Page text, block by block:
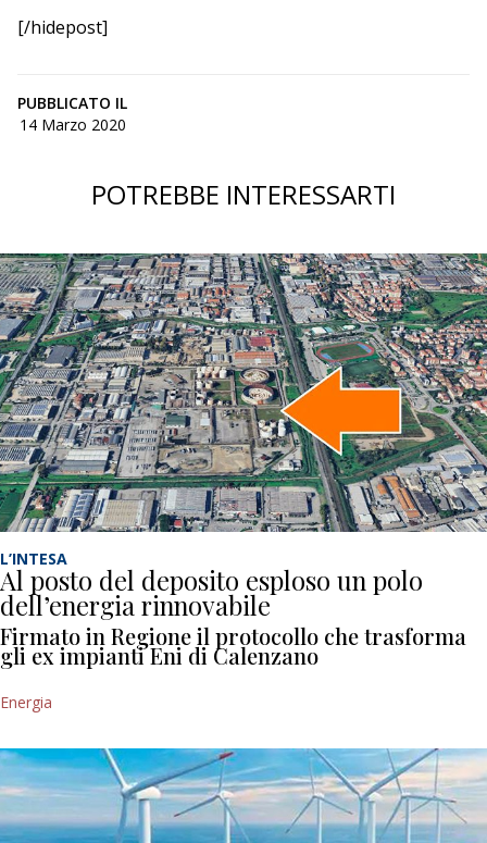
[/hidepost]
PUBBLICATO IL
14 Marzo 2020
POTREBBE INTERESSARTI
L’INTESA
Al posto del deposito esploso un polo
dell’energia rinnovabile
Firmato in Regione il protocollo che trasforma
gli ex impianti Eni di Calenzano
Energia